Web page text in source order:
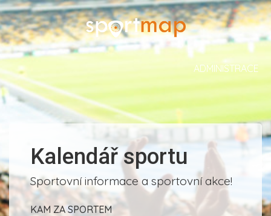
ADMINISTRACE
Kalendář sportu
Sportovní informace a sportovní akce!
KAM ZA SPORTEM